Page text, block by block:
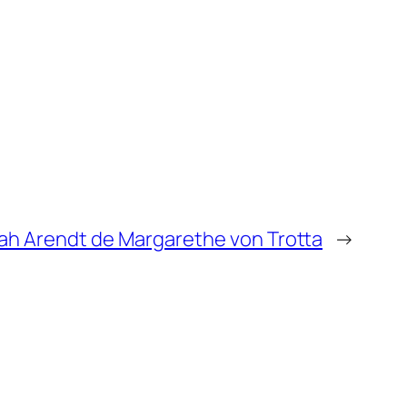
Arendt de Margarethe von Trotta →